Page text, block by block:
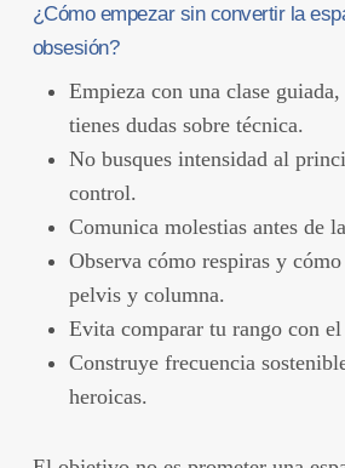
¿Cómo empezar sin convertir la
obsesión?
Empieza con una clase
tienes dudas sobre técnica.
No busques intensidad al
control.
Comunica molestias antes de
Observa cómo respiras y
pelvis y columna.
Evita comparar tu rango con el
Construye frecuencia
heroicas.